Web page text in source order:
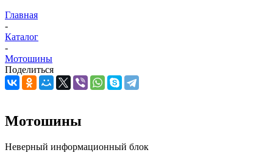
Главная
-
Каталог
-
Мотошины
Поделиться
Мотошины
Неверный информационный блок